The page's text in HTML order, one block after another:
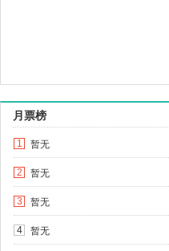
月票榜
1 暂无
2 暂无
3 暂无
4 暂无